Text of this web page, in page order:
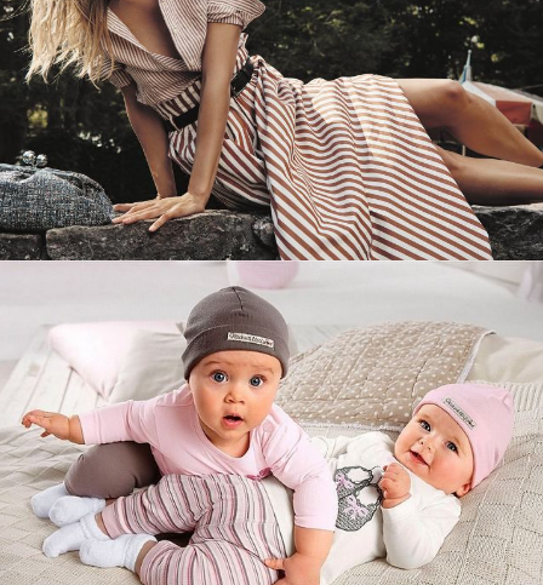
Имиджевый сайт для сети магазинов
Soho Project
Смотреть проект
Увеличили выручку интернет-
магазину topdatop.ru на 25%!
Смотреть проект